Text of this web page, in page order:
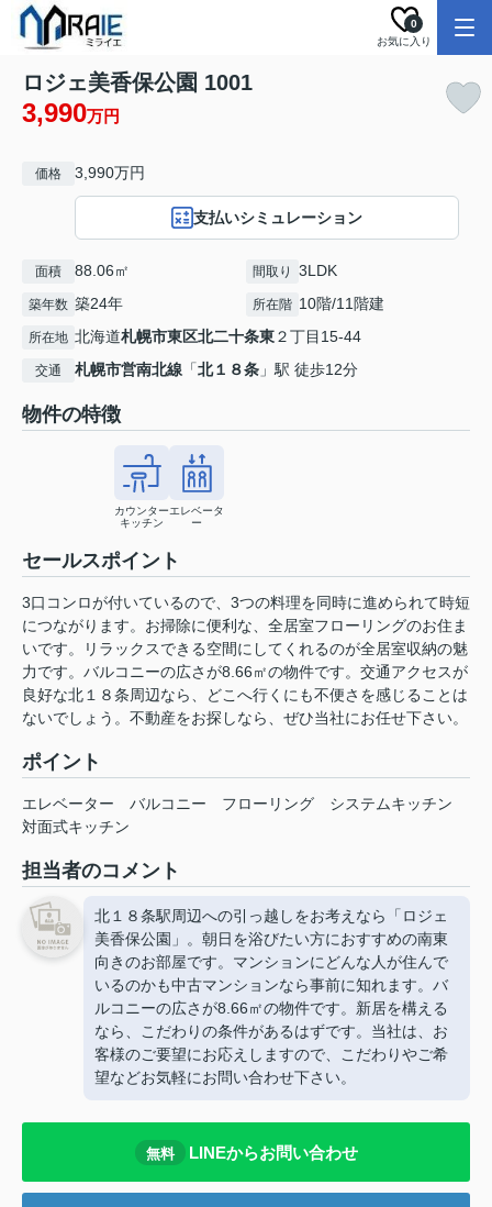
お気に入り
0
ロジェ美香保公園 1001
3,990万円
価格 3,990万円
支払いシミュレーション
面積 88.06㎡ 間取り 3LDK
築年数 築24年 所在階 10階/11階建
所在地 北海道札幌市東区北二十条東２丁目15-44
交通 札幌市営南北線 「北１８条 」駅 徒歩12分
物件の特徴
カウンター
キッチン
エレベータ
ー
セールスポイント
3口コンロが付いているので、3つの料理を同時に進められて時短
につながります。お掃除に便利な、全居室フローリングのお住ま
いです。リラックスできる空間にしてくれるのが全居室収納の魅
力です。バルコニーの広さが8.66㎡の物件です。交通アクセスが
良好な北１８条周辺なら、どこへ行くにも不便さを感じることは
ないでしょう。不動産をお探しなら、ぜひ当社にお任せ下さい。
ポイント
エレベーター バルコニー フローリング
システムキッチン
対面式キッチン
担当者のコメント
北１８条駅周辺への引っ越しをお考えなら「ロジェ
美香保公園」。朝日を浴びたい方におすすめの南東
向きのお部屋です。マンションにどんな人が住んで
いるのかも中古マンションなら事前に知れます。バ
ルコニーの広さが8.66㎡の物件です。新居を構える
なら、こだわりの条件があるはずです。当社は、お
客様のご要望にお応えしますので、こだわりやご希
望などお気軽にお問い合わせ下さい。
無料 LINEからお問い合わせ